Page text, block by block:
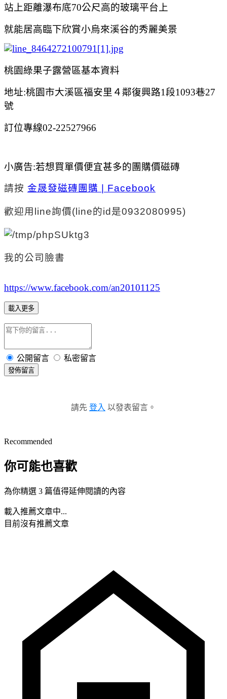
站上距離瀑布底70公尺高的玻璃平台上
就能居高臨下欣賞小烏來溪谷的秀麗美景
桃園綠果子露營區基本資料
地址:桃園市大溪區福安里４鄰復興路1段1093巷27
號
訂位專線02-22527966
小廣告:若想買單價便宜甚多的團購價磁磚
請按 金晟發磁磚團購 | Facebook
歡迎用line詢價(line的id是0932080995)
我的公司臉書
https://www.facebook.com/an20101125
載入更多
公開留言 私密留言
發佈留言
請先 登入 以發表留言。
Recommended
你可能也喜歡
為你精選 3 篇值得延伸閱讀的內容
載入推薦文章中...
目前沒有推薦文章